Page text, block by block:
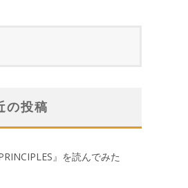
の投稿
』を読んでみた